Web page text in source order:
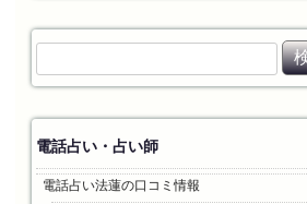
検
索
電話占い・占い師
電話占い法蓮の口コミ情報